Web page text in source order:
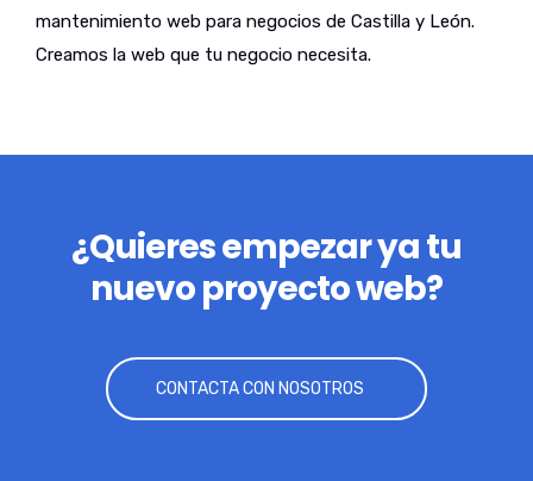
mantenimiento web para negocios de Castilla y León.
Creamos la web que tu negocio necesita.
¿Quieres empezar ya tu
nuevo proyecto web?
CONTACTA CON NOSOTROS